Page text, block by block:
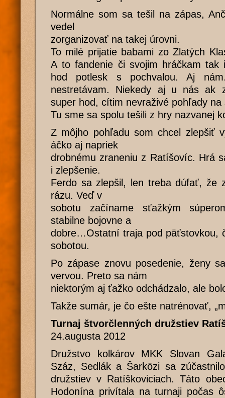
Normálne som sa tešil na zápas,
vedel
zorganizovať na takej úrovni.
To milé prijatie babami zo Zlatých
A to fandenie či svojim hráčkam tak
hod potlesk s pochvalou. Aj
nestretávam. Niekedy aj u nás ak
super hod, cítim nevraživé pohľady na
Tu sme sa spolu tešili z hry nazvanej
Z môjho pohľadu som chcel zlepšiť
áčko aj napriek
drobnému zraneniu z Ratíšovíc. Hrá
i zlepšenie.
Ferdo sa zlepšil, len treba dúfať, že
rázu. Veď v
sobotu začíname sťažkým
stabilne bojovne a
dobre…Ostatní traja pod päťstovkou,
sobotou.
Po zápase znovu posedenie, ženy
vervou. Preto sa nám
niektorým aj ťažko odchádzalo, ale
Takže sumár, je čo ešte natrénovať,
Turnaj štvorčlenných družstiev
24.augusta 2012
Družstvo kolkárov MKK Slovan
Száz, Sedlák a Šarközi sa
družstiev v Ratíškoviciach. Táto
Hodonína privítala na turnaji počas